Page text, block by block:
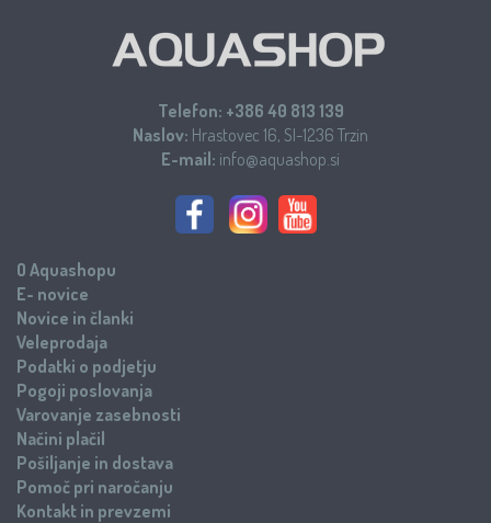
Telefon: +386 40 813 139
Naslov: Hrastovec 16, SI-1236 Trzin
E-mail: info@aquashop.si
O Aquashopu
E- novice
Novice in članki
Veleprodaja
Podatki o podjetju
Pogoji poslovanja
Varovanje zasebnosti
Načini plačil
Pošiljanje in dostava
Pomoč pri naročanju
Kontakt in prevzemi